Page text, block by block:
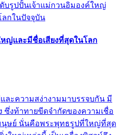
บรูปปั้นเจ้าแม่กวนอิมองค์ใหญ่
ลกในปัจจุบัน
ญ่และมีชื่อเสียงที่สุดในโลก
ละความสง่างามมาบรรจบกัน มี
ซึ่งท้าทายขีดจำกัดของความเชื่อ
นุษย์ นั่นคือพระพุทธรูปที่ใหญ่ที่สุด